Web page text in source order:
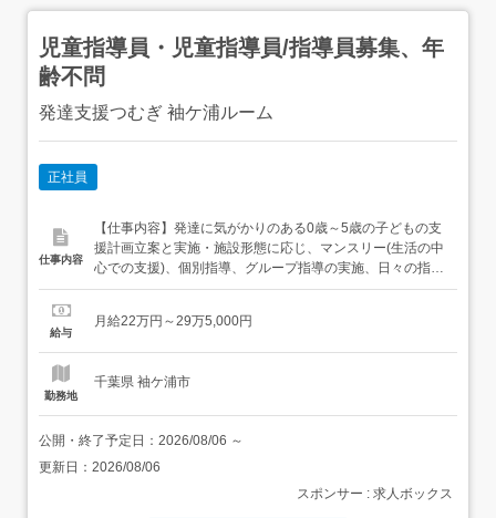
児童指導員・児童指導員/指導員募集、年
齢不問
発達支援つむぎ 袖ケ浦ルーム
正社員
仕事内容
【仕事内容】発達に気がかりのある0歳～5歳の子どもの支
援計画立案と実施・施設形態に応じ、マンスリー(生活の中
心での支援)、個別指導、グループ指導の実施、日々の指導
準備、記録の作成、・運営に関する業務全般・保護者様か
の有無:なし 【経験・資格】<応募要件>児童指導員任用資
給与
月給22万円～29万5,000円
勤務地
千葉県 袖ケ浦市
公開・終了予定日： 2026/08/06 ～
更新日： 2026/08/06
スポンサー : 求人ボックス